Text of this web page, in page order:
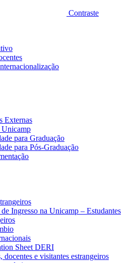
Contraste
Externas
Unicamp
para Graduação
para Pós-Graduação
Ingresso na Unicamp – Estudantes
Sheet DERI
docentes e visitantes estrangeiros